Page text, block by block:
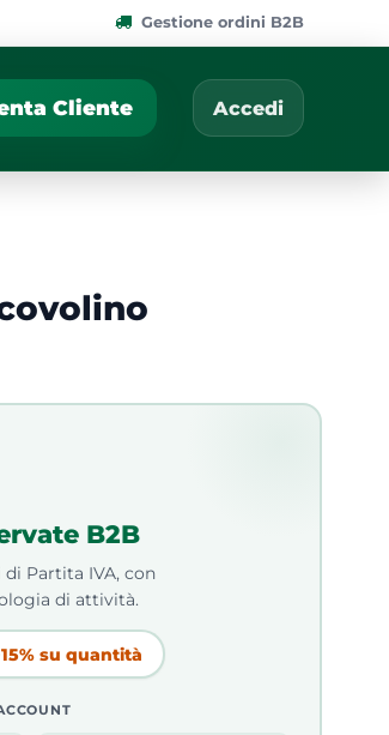
Gestione ordini B2B
Cerca per nome,
Cliente Accedi
B2B
Partita IVA, con
di attività.
su quantità